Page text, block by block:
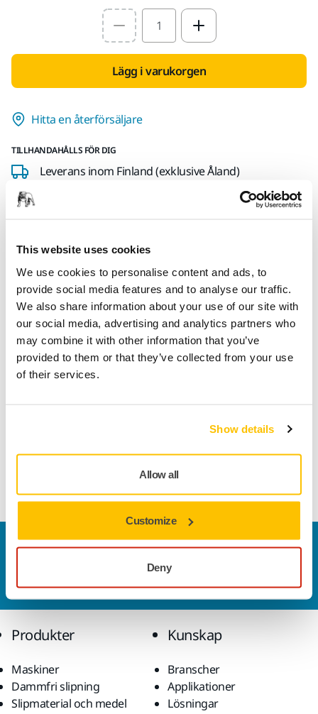
This website uses cookies
We use cookies to personalise content and ads, to
provide social media features and to analyse our traffic.
We also share information about your use of our site with
our social media, advertising and analytics partners who
may combine it with other information that you’ve
provided to them or that they’ve collected from your use
of their services.
Show details
Allow all
Customize
Deny
Select quantity value
Lägg i varukorgen
Hitta en återförsäljare
TILLHANDAHÅLLS FÖR DIG
Leverans inom Finland (exklusive Åland)
Säker kortbetalning
Uppföljning av försändelse
Gör en retur enkelt på www.mirka.com/sv-
fi/support/returnera-en-vara/
ROS/CEROS
Kontakta oss
Kontakta oss
kundservice gärna dina frågor.
Produkter
Maskiner
Dammfri slipning
Slipmaterial och medel
Kunskap
Branscher
Applikationer
Lösningar